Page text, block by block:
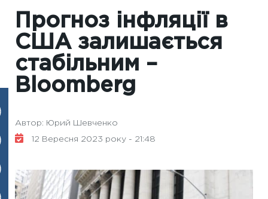
Прогноз інфляції в
США залишається
стабільним –
Вloomberg
Автор: Юрий Шевченко
12 Вересня 2023 року - 21:48